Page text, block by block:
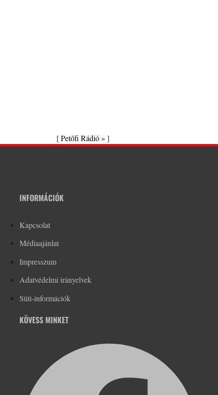
[Petőfi Rádió » ]
INFORMÁCIÓK
Kapcsolat
Médiaajánlat
Impresszum
Adatvédelmi irányelvek
Süti-információk
KÖVESS MINKET